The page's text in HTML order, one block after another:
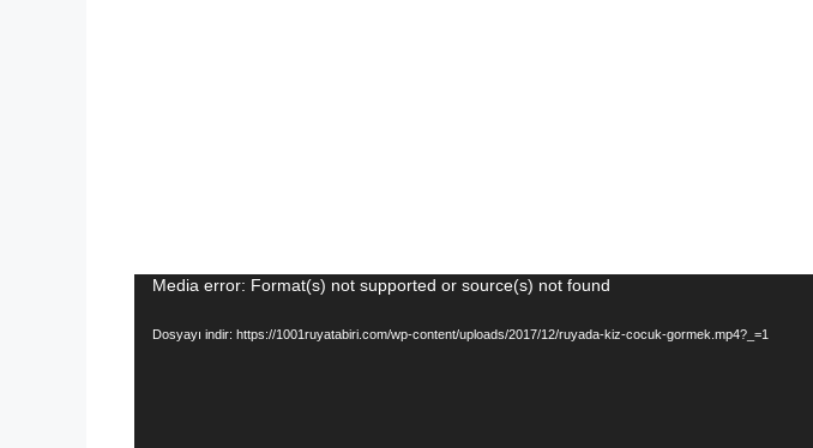
Video
Media error: Format(s) not supported or source(s) not found
Dosyayı indir: https://1001ruyatabiri.com/wp-content/uploads/2017/12/ruyada-kiz-cocuk-gormek.mp4?_=1